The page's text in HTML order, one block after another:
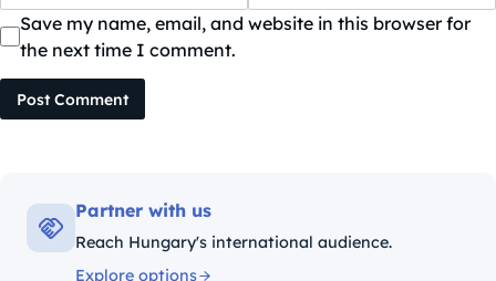
Save my name, email, and website in this browser for
the next time I comment.
Post Comment
Partner with us
Reach Hungary's international audience.
Explore options